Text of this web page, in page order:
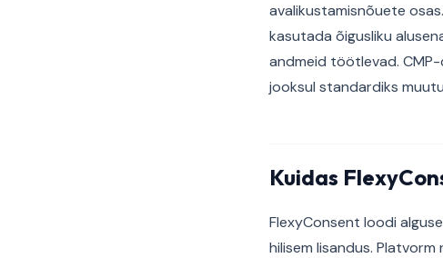
avalikustamisnõuete
kasutada õigusliku
andmeid töötlevad.
jooksul standardiks
Kuidas
FlexyConsent loodi
hilisem lisandus.